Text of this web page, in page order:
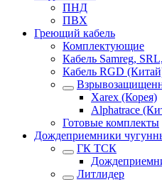
ПНД
ПВХ
Греющий кабель
Комплектующие
Кабель Samreg,
Кабель RGD
Xarex (Корея)
Alphatrace
Готовые комплекты
Дождеприемники
ГК ТСК
Литлидер